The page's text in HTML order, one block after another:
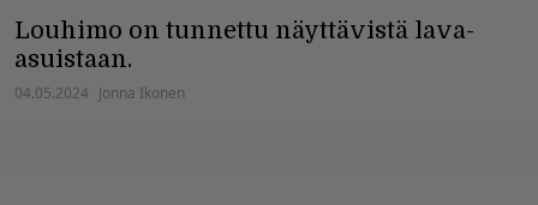
Louhimo on tunnettu näyttävistä lava-
asuistaan.
04.05.2024 Jonna Ikonen